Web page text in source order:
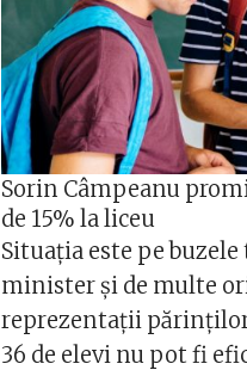
Sorin Câmpeanu
de 15% la liceu
Situația este pe
minister și de multe
reprezentații părinților
36 de elevi nu pot fi